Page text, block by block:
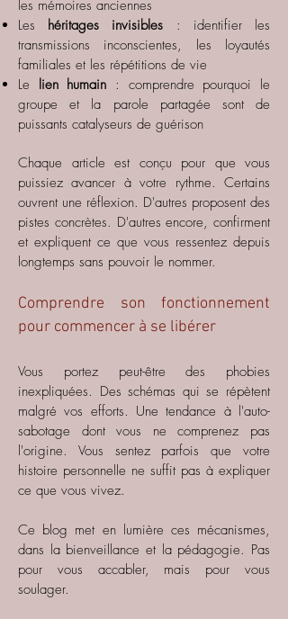
les mémoires anciennes
Les héritages invisibles : identifier les
transmissions inconscientes, les loyautés
familiales et les répétitions de vie
Le lien humain : comprendre pourquoi le
groupe et la parole partagée sont de
puissants catalyseurs de guérison
Chaque article est conçu pour que vous
puissiez avancer à votre rythme. Certains
ouvrent une réflexion. D'autres proposent des
pistes concrètes. D'autres encore, confirment
et expliquent ce que vous ressentez depuis
longtemps sans pouvoir le nommer.
Comprendre son fonctionnement
pour commencer à se libérer
Vous portez peut-être des phobies
inexpliquées. Des schémas qui se répètent
malgré vos efforts. Une tendance à l'auto-
sabotage dont vous ne comprenez pas
l'origine. Vous sentez parfois que votre
histoire personnelle ne suffit pas à expliquer
ce que vous vivez.
Ce blog met en lumière ces mécanismes,
dans la bienveillance et la pédagogie. Pas
pour vous accabler, mais pour vous
soulager.